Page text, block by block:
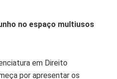
no espaço multiusos
em Direito
por apresentar os